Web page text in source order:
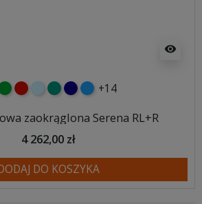
visibility
czerwony
błękitnyturkusowy
granatowy
niebieski
+14
zaokrąglona Serena RL+R
4 262,00 zł
DO KOSZYKA